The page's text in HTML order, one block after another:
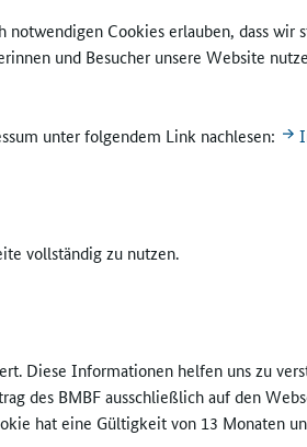
Cookies erlauben, dass
und Besucher unsere Website
unter folgendem Link nachlesen:
vollständig zu nutzen.
Diese Informationen helfen uns zu
des BMBF ausschließlich auf den
hat eine Gültigkeit von 13 Monaten
berichtete Marie Bludau.
und das Niedersächsische
Unterstützung der regionalen
für die Praxis. Eine „Schulgarten-
den Fachbereichen
Klimaschutz, Landwirtschaft
angebunden ist. Mitglieder des
Naturschutz-Akademie